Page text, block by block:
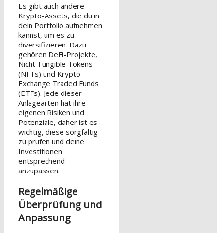
Es gibt auch andere
Krypto-Assets, die du in
dein Portfolio aufnehmen
kannst, um es zu
diversifizieren. Dazu
gehören DeFi-Projekte,
Nicht-Fungible Tokens
(NFTs) und Krypto-
Exchange Traded Funds
(ETFs). Jede dieser
Anlagearten hat ihre
eigenen Risiken und
Potenziale, daher ist es
wichtig, diese sorgfältig
zu prüfen und deine
Investitionen
entsprechend
anzupassen.
Regelmäßige
Überprüfung und
Anpassung